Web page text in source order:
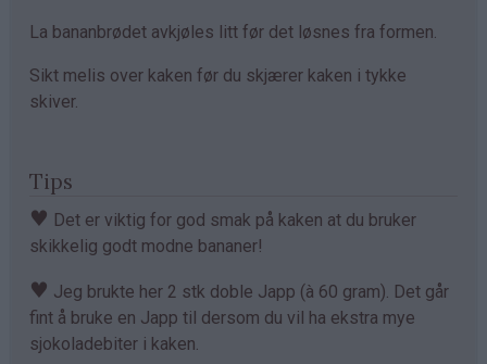
La bananbrødet avkjøles litt før det løsnes fra formen.
Sikt melis over kaken før du skjærer kaken i tykke
skiver.
Tips
♥ Det er viktig for god smak på kaken at du bruker
skikkelig godt modne bananer!
♥ Jeg brukte her 2 stk doble Japp (à 60 gram). Det går
fint å bruke en Japp til dersom du vil ha ekstra mye
sjokoladebiter i kaken.